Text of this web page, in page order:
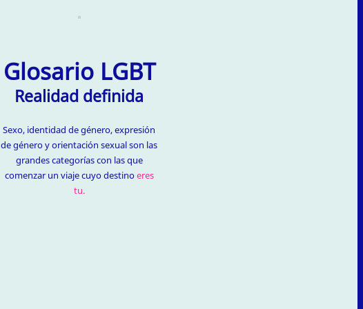
Glosario LGBT
Realidad definida
Sexo, identidad de género, expresión
de género y orientación sexual son las
grandes categorías con las que
comenzar un viaje cuyo destinoeres
tu.